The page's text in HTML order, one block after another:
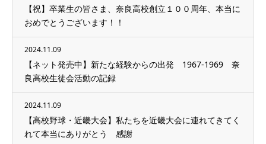
【祝】卒業生の皆さま、奈良高校創立１００周年、本当に
おめでとうございます！！
2024.11.09
【ネット発売中】新たな経験からの出発 1967-1969 奈
良高校生徒会活動の記録
2024.11.09
【高校野球・近畿大会】私たちを近畿大会に連れてきてく
れて本当にありがとう 感謝